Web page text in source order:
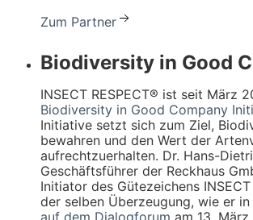
Zum Partner
Biodiversity in Good
INSECT RESPECT® ist seit März
Biodiversity in Good Company
Initiative setzt sich zum Ziel,
bewahren und den Wert der
aufrechtzuerhalten. Dr. Hans-
Geschäftsführer der Reckhaus
Initiator des Gütezeichens INSECT
der selben Überzeugung, wie er in